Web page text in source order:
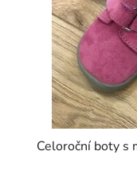
Celoroční boty s